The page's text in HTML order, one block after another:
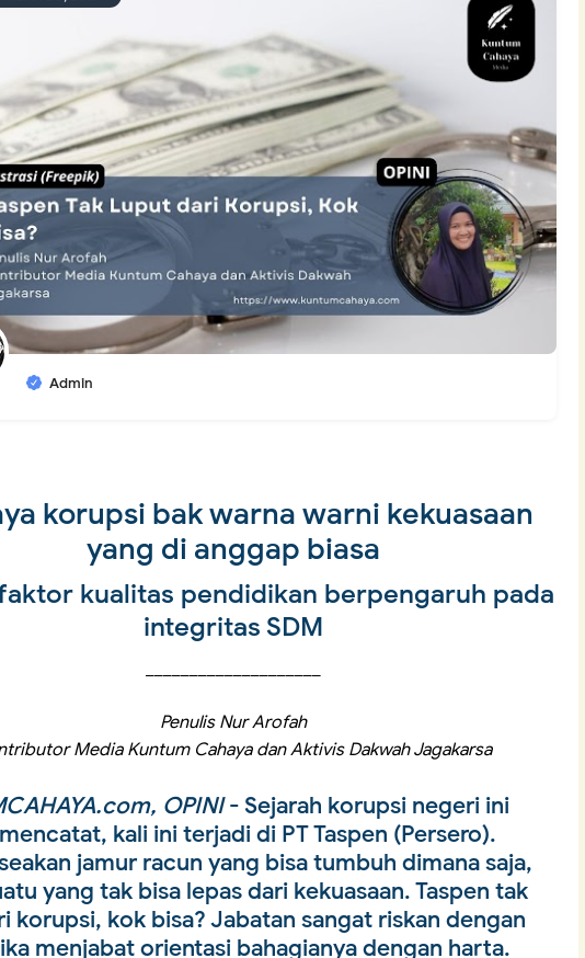
Admin
korupsi bak warna warni kekuasaan
yang di anggap biasa
kualitas pendidikan berpengaruh pada
integritas SDM
Penulis Nur Arofah
Media Kuntum Cahaya dan Aktivis Dakwah Jagakarsa
OPINI- Sejarah korupsi negeri ini
kali ini terjadi di PT Taspen (Persero).
jamur racun yang bisa tumbuh dimana saja,
yang tak bisa lepas dari kekuasaan. Taspen tak
korupsi, kok bisa? Jabatan sangat riskan dengan
menjabat orientasi bahagianya dengan harta.